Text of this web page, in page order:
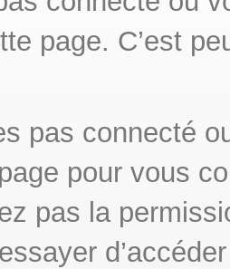
page. C’est
pas connecté
pour vous
pas la